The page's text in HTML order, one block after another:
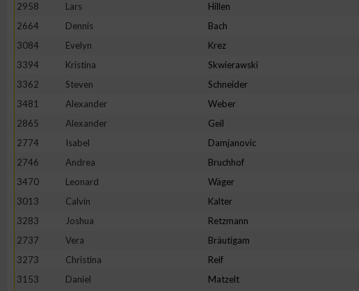
2958
Lars Hillen
2664
Dennis Bach
3084
Evelyn Krez
3394
Kristina Skwierawski
3362
Steven Schneider
3481
Alexander Weber
2865
Alexander Geil
2774
Isabel Damjanovic
2746
Andrea Bruchhof
3470
Leonard Wäger
3013
Calvin Kalter
3283
Joshua Retzmann
2737
Vera Bräutigam
3273
Christina Reif
3153
Daniel Matzelt